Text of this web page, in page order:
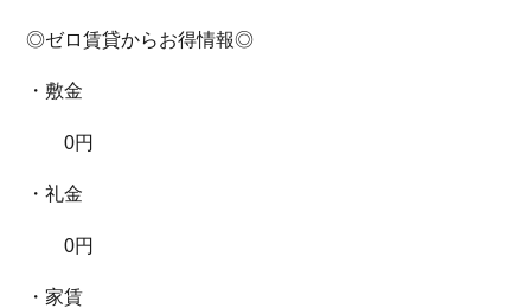
◎ゼロ賃貸からお得情報◎
・敷金
0円
・礼金
0円
・家賃